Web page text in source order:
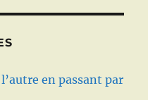
en passant par